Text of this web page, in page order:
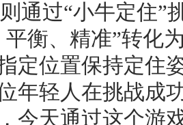
通过“小牛定住”
平衡、精准”转化
定位置保持定住
年轻人在挑战成
今天通过这个游